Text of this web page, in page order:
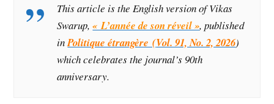
This article is the English versionof Vikas
Swarup,« L’année de son réveil », published
inPolitique étrangère (Vol. 91, No. 2, 2026)
which celebrates the journal’s 90th
anniversary.